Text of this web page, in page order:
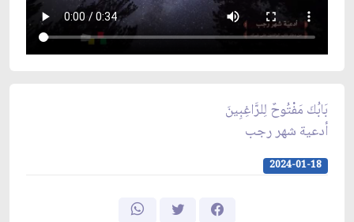
بَابُكَ مَفْتُوحٌ لِلرَّاغِبِينَ
أدعية شهر رجب
2024-01-18